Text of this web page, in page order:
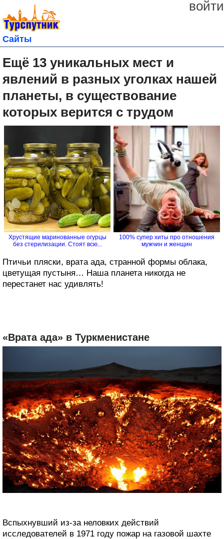
войти
Сайты
Ещё 13 уникальных мест и
явлений в разных уголках нашей
планеты, в существование
которых верится с трудом
Хрустящие маринованные огурцы
без стерилизации. Стоят всю...
100% супер хиты про отношения
мужчин и женщин
Птичьи пляски, врата ада, странной формы облака,
цветущая пустыня… Наша планета никогда не
перестанет нас удивлять!
«Врата ада» в Туркменистане
Вспыхнувший из-за неловких действий
‎исследователей в 1971 году пожар на газовой шахте